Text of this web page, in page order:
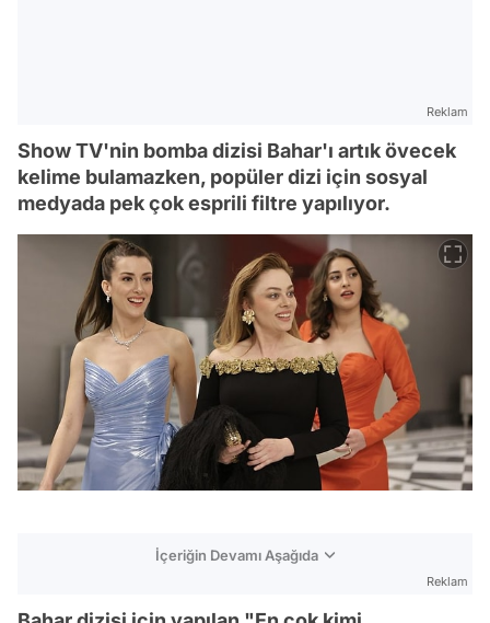
Reklam
Show TV'nin bomba dizisi Bahar'ı artık övecek
kelime bulamazken, popüler dizi için sosyal
medyada pek çok esprili filtre yapılıyor.
İçeriğin Devamı Aşağıda
Reklam